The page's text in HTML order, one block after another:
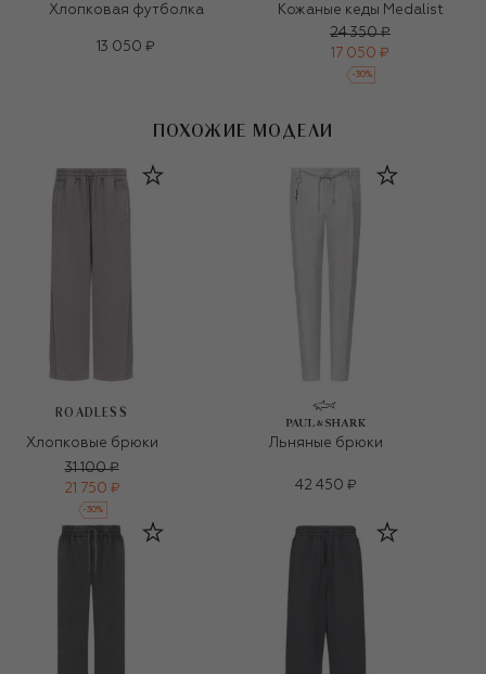
Хлопковая футболка
13 050 ₽
Кожаные кеды Medalist
24 350 ₽
17 050 ₽
-30%
ПОХОЖИЕ МОДЕЛИ
ROADLESS
Хлопковые брюки
31 100 ₽
21 750 ₽
-30%
Льняные брюки
42 450 ₽